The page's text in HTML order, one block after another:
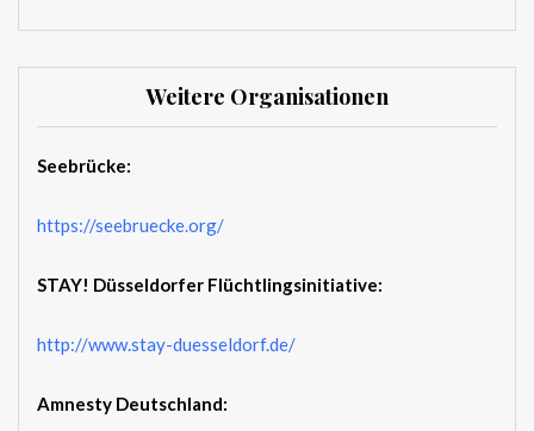
Weitere Organisationen
Seebrücke:
https://seebruecke.org/
STAY! Düsseldorfer Flüchtlingsinitiative:
http://www.stay-duesseldorf.de/
Amnesty Deutschland: